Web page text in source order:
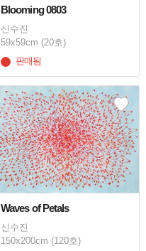
Blooming 0803
신수진
59x59cm (20호)
판매됨
Waves of Petals
신수진
150x200cm (120호)